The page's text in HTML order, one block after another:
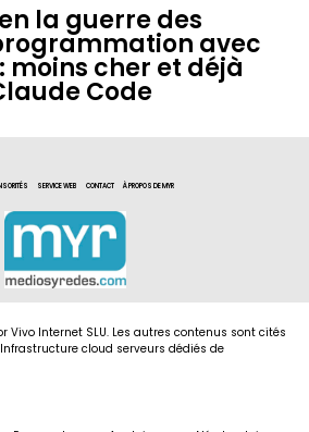
la guerre des
avec
moins cher et déjà
Code
SERVICE WEB CONTACT À PROPOS DE MYR
Vivo Internet SLU. Les autres contenus sont cités
cloud serveurs dédiés de